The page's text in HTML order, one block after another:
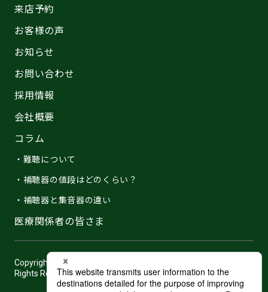
来店予約
お客様の声
お知らせ
お問い合わせ
採用情報
会社概要
コラム
・難聴について
・補聴器の値段はどのくらい？
・補聴器と集音器の違い
医療関係者の皆さま
Copyright © 2007 -2026 Hearing Distributor Japan, Co.,Ltd. All
Rights Reserved.